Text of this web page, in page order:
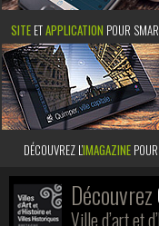
SITE ETAPPLICATION POUR
DÉCOUVREZ L’IMAGAZINE
Découvrez
Ville d’art et